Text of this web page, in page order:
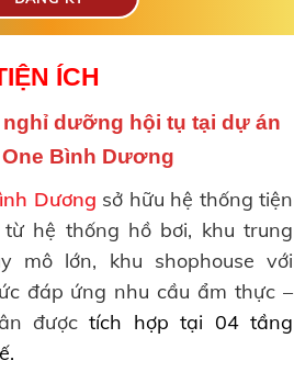
ÍCH
dưỡng hội tụ tại dự án
Bình Dương
Dương sở hữu hệ thống tiện
hệ thống hồ bơi, khu trung
mô lớn, khu shophouse với
đáp ứng nhu cầu ẩm thực –
đượctích hợp tại 04 tầng